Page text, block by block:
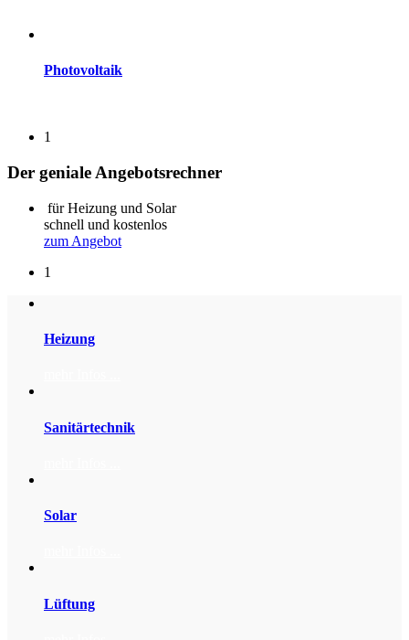
Photovoltaik
1
Der geniale Angebotsrechner
für Heizung und Solar
schnell und kostenlos
zum Angebot
1
Heizung
Sanitärtechnik
Solar
Lüftung